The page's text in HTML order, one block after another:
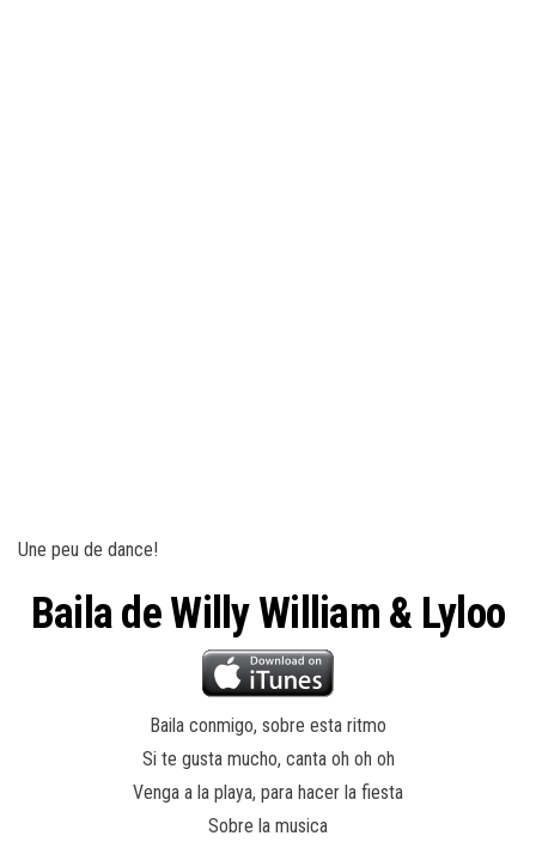
Une peu de dance!
Baila de Willy William & Lyloo
Baila conmigo, sobre esta ritmo
Si te gusta mucho, canta oh oh oh
Venga a la playa, para hacer la fiesta
Sobre la musica